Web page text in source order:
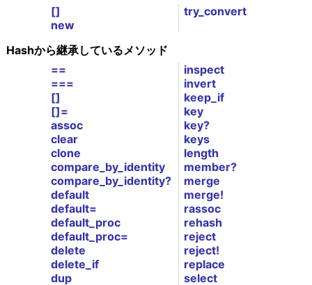
[]
new
try_convert
Hashから継承しているメソッド
==
===
[]
[]=
assoc
clear
clone
compare_by_identity
compare_by_identity?
default
default=
default_proc
default_proc=
delete
delete_if
dup
inspect
invert
keep_if
key
key?
keys
length
member?
merge
merge!
rassoc
rehash
reject
reject!
replace
select